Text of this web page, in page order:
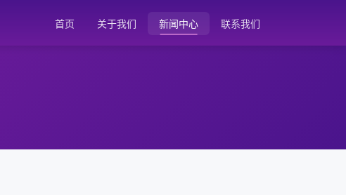
首页 关于我们 新闻中心 联系我们